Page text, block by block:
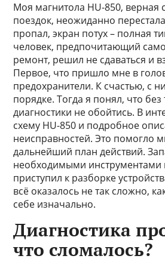
Моя магнитола HU-850, верная
поездок, неожиданно
пропал, экран потух – полная
человек, предпочитающий
ремонт, решил не сдаваться и
Первое, что пришло мне в
предохранители. К счастью, с
порядке. Тогда я понял, что
диагностики не обойтись. В
схему HU-850 и подробное
неисправностей. Это помогло
дальнейший план действий.
необходимыми инструментами
приступил к разборке
всё оказалось не так сложно,
себе изначально.
Диагностика
что сломалось?